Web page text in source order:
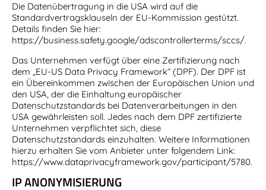
Die Datenübertragung in die USA wird auf die
Standardvertragsklauseln der EU-Kommission gestützt.
Details finden Sie hier:
https://business.safety.google/adscontrollerterms/sccs/.
Das Unternehmen verfügt über eine Zertifizierung nach
dem „EU-US Data Privacy Framework“ (DPF). Der DPF ist
ein Übereinkommen zwischen der Europäischen Union und
den USA, der die Einhaltung europäischer
Datenschutzstandards bei Datenverarbeitungen in den
USA gewährleisten soll. Jedes nach dem DPF zertifizierte
Unternehmen verpflichtet sich, diese
Datenschutzstandards einzuhalten. Weitere Informationen
hierzu erhalten Sie vom Anbieter unter folgendem Link:
https://www.dataprivacyframework.gov/participant/5780.
IP ANONYMISIERUNG